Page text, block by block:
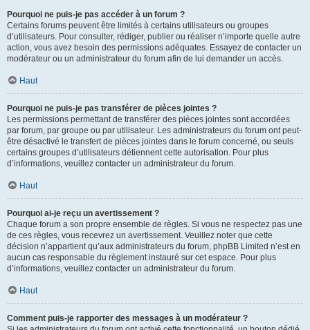
Pourquoi ne puis-je pas accéder à un forum ?
Certains forums peuvent être limités à certains utilisateurs ou groupes
d’utilisateurs. Pour consulter, rédiger, publier ou réaliser n’importe quelle autre
action, vous avez besoin des permissions adéquates. Essayez de contacter un
modérateur ou un administrateur du forum afin de lui demander un accès.
Haut
Pourquoi ne puis-je pas transférer de pièces jointes ?
Les permissions permettant de transférer des pièces jointes sont accordées
par forum, par groupe ou par utilisateur. Les administrateurs du forum ont peut-
être désactivé le transfert de pièces jointes dans le forum concerné, ou seuls
certains groupes d’utilisateurs détiennent cette autorisation. Pour plus
d’informations, veuillez contacter un administrateur du forum.
Haut
Pourquoi ai-je reçu un avertissement ?
Chaque forum a son propre ensemble de règles. Si vous ne respectez pas une
de ces règles, vous recevrez un avertissement. Veuillez noter que cette
décision n’appartient qu’aux administrateurs du forum, phpBB Limited n’est en
aucun cas responsable du règlement instauré sur cet espace. Pour plus
d’informations, veuillez contacter un administrateur du forum.
Haut
Comment puis-je rapporter des messages à un modérateur ?